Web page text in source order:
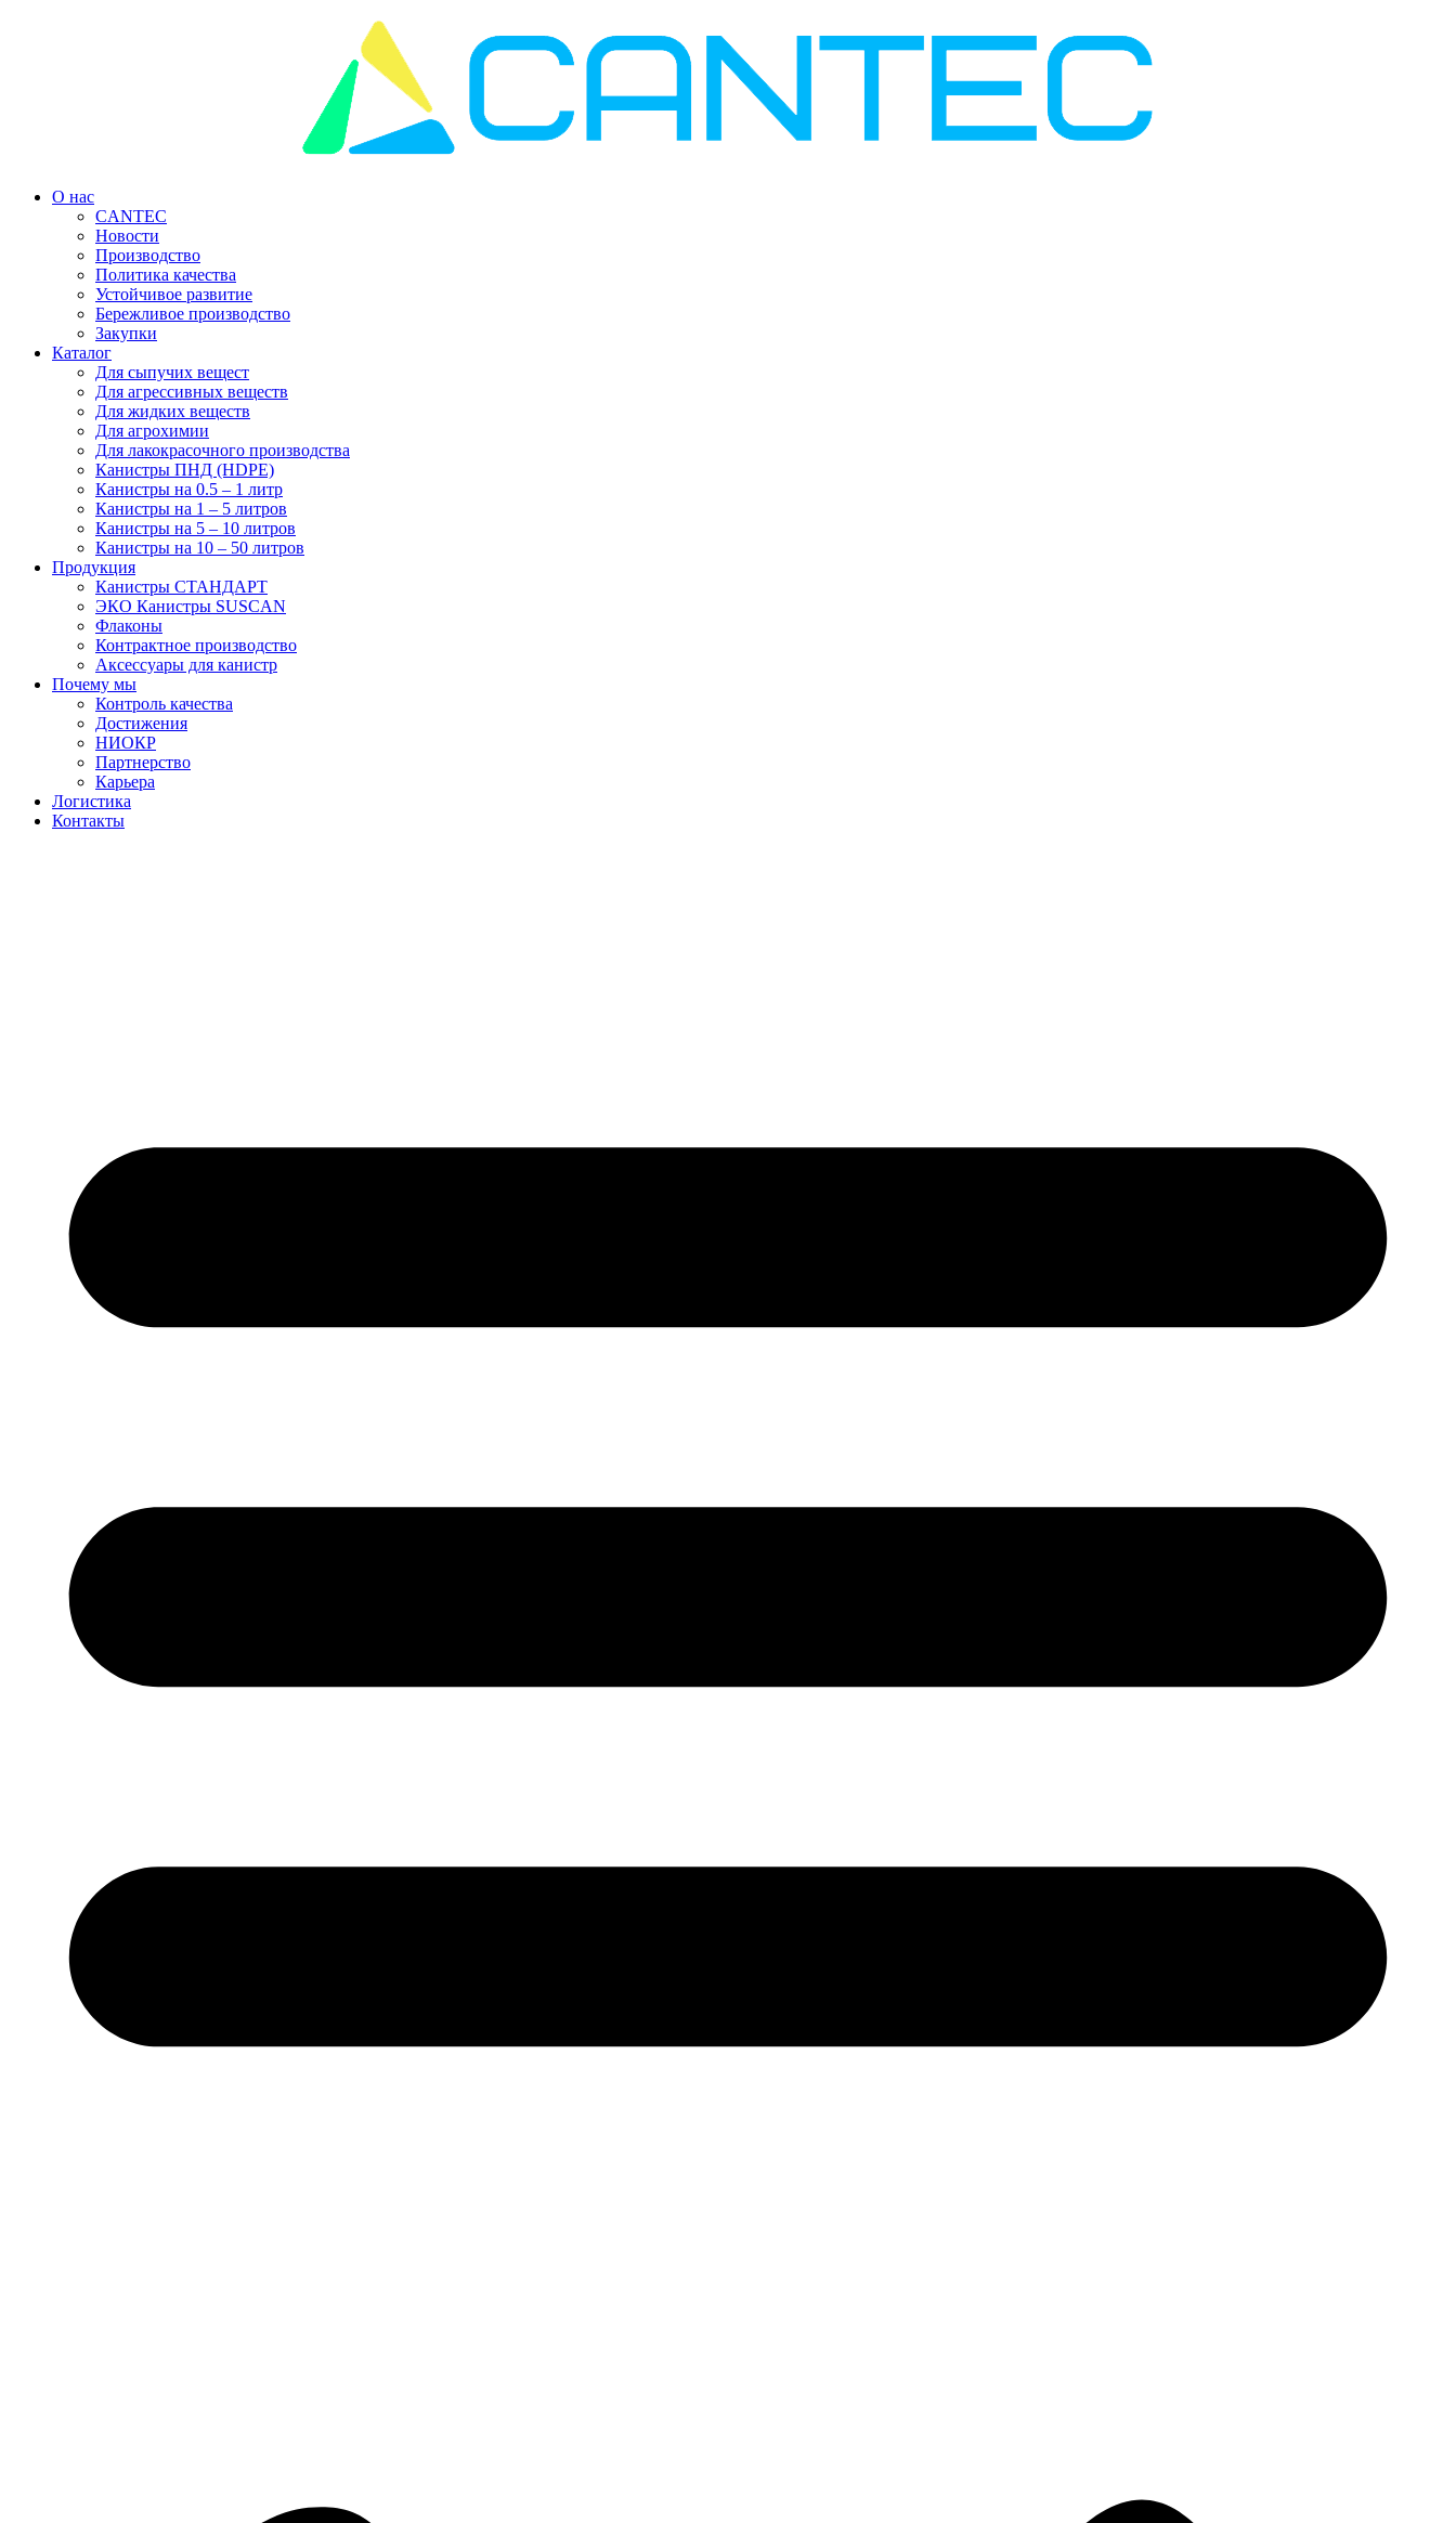
О нас
CANTEC
Новости
Производство
Политика качества
Устойчивое развитие
Бережливое производство
Закупки
Каталог
Для сыпучих вещест
Для агрессивных веществ
Для жидких веществ
Для агрохимии
Для лакокрасочного производства
Канистры ПНД (HDPE)
Канистры на 0.5 – 1 литр
Канистры на 1 – 5 литров
Канистры на 5 – 10 литров
Канистры на 10 – 50 литров
Продукция
Канистры СТАНДАРТ
ЭКО Канистры SUSCAN
Флаконы
Контрактное производство
Аксессуары для канистр
Почему мы
Контроль качества
Достижения
НИОКР
Партнерство
Карьера
Логистика
Контакты